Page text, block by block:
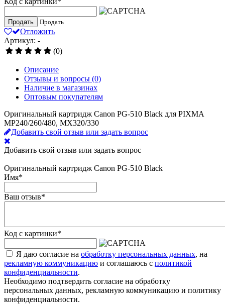
Продать Продать
Отложить
Артикул: -
(0)
Описание
Отзывы и вопросы (0)
Наличие в магазинах
Оптовым покупателям
Оригинальный картридж Canon PG-510 Black для PIXMA
MP240/260/480, MX320/330
Добавить свой отзыв или задать вопрос
Добавить свой отзыв или задать вопрос
Оригинальный картридж Canon PG-510 Black
Имя*
Ваш отзыв*
Код с картинки*
Я даю согласие на обработку персональных данных, на
рекламную коммуникацию и соглашаюсь с политикой
конфиденциальности.
Необходимо подтвердить согласие на обработку
персональных данных, рекламную коммуникацию и политику
конфиденциальности.